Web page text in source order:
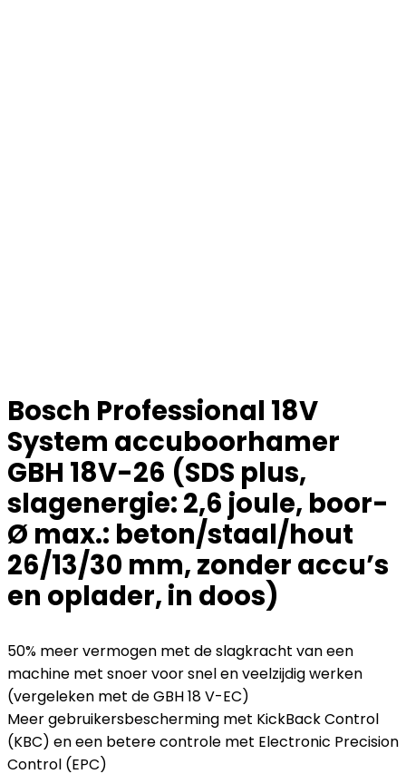
Bosch Professional 18V
System accuboorhamer
GBH 18V-26 (SDS plus,
slagenergie: 2,6 joule, boor-
Ø max.: beton/staal/hout
26/13/30 mm, zonder accu’s
en oplader, in doos)
50% meer vermogen met de slagkracht van een
machine met snoer voor snel en veelzijdig werken
(vergeleken met de GBH 18 V-EC)
Meer gebruikersbescherming met KickBack Control
(KBC) en een betere controle met Electronic Precision
Control (EPC)